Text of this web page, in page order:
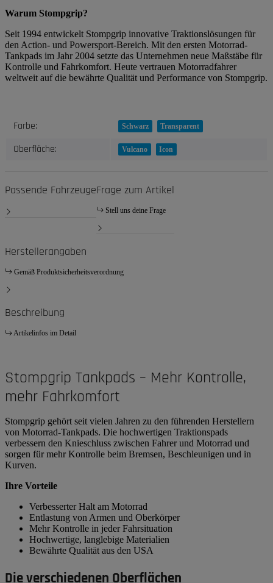
Warum Stompgrip?
Seit 1994 entwickelt Stompgrip innovative Traktionslösungen für
den Action- und Powersport-Bereich. Mit den ersten Motorrad-
Tankpads im Jahr 2004 setzte das Unternehmen neue Maßstäbe für
Kontrolle und Fahrkomfort. Heute vertrauen Motorradfahrer
weltweit auf die bewährte Qualität und Performance von Stompgrip.
Produkteigenschaft
Wert
Farbe: Schwarz Transparent
Oberfläche: Vulcano Icon
Passende FahrzeugeFrage zum Artikel
Stell uns deine Frage
Herstellerangaben
Gemäß Produktsicherheitsverordnung
Beschreibung
Artikelinfos im Detail
Stompgrip Tankpads – Mehr Kontrolle,
mehr Fahrkomfort
Stompgrip gehört seit vielen Jahren zu den führenden Herstellern
von Motorrad-Tankpads. Die hochwertigen Traktionspads
verbessern den Knieschluss zwischen Fahrer und Motorrad und
sorgen für mehr Kontrolle beim Bremsen, Beschleunigen und in
Kurven.
Ihre Vorteile
Verbesserter Halt am Motorrad
Entlastung von Armen und Oberkörper
Mehr Kontrolle in jeder Fahrsituation
Hochwertige, langlebige Materialien
Bewährte Qualität aus den USA
Die verschiedenen Oberflächen